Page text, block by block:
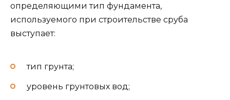
определяющими тип фундамента,
используемого при строительстве сруба
выступает:
тип грунта;
уровень грунтовых вод;